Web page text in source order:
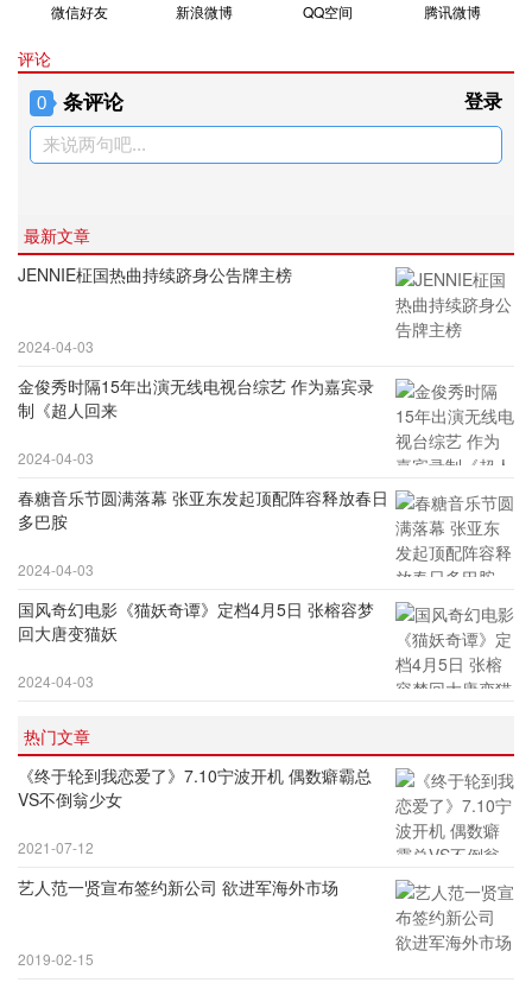
微信好友 新浪微博 QQ空间 腾讯微博
评论
0 条评论 登录
来说两句吧...
最新文章
JENNIE柾国热曲持续跻身公告牌主榜
2024-04-03
金俊秀时隔15年出演无线电视台综艺 作为嘉宾录
制《超人回来
2024-04-03
春糖音乐节圆满落幕 张亚东发起顶配阵容释放春日
多巴胺
2024-04-03
国风奇幻电影《猫妖奇谭》定档4月5日 张榕容梦
回大唐变猫妖
2024-04-03
热门文章
《终于轮到我恋爱了》7.10宁波开机 偶数癖霸总
VS不倒翁少女
2021-07-12
艺人范一贤宣布签约新公司 欲进军海外市场
2019-02-15